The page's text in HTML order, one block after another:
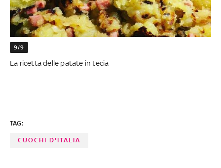
9/9
La ricetta delle patate in tecia
TAG:
CUOCHI D'ITALIA